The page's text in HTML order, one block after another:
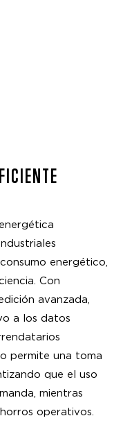
energético,
Con
avanzada,
a los datos
permite una toma
que el uso
mientras
operativos.